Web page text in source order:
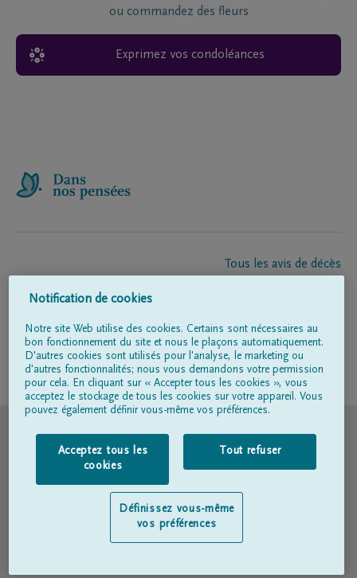
ou commandez des fleurs
Exprimez vos condoléances
Tous les avis de décès
Entrepreneur de pompes funèbres
Suivez-nous sur
Conditions d'utilisation
Déclaration relative à la vie privée
Déclaration d’accessibilité
Notification de cookies
Notre site Web utilise des cookies. Certains sont nécessaires au
bon fonctionnement du site et nous le plaçons automatiquement.
D'autres cookies sont utilisés pour l'analyse, le marketing ou
d'autres fonctionnalités; nous vous demandons votre permission
pour cela. En cliquant sur « Accepter tous les cookies », vous
acceptez le stockage de tous les cookies sur votre appareil. Vous
pouvez également définir vous-même vos préférences.
Acceptez tous les
cookies
Tout refuser
Définissez vous-même
vos préférences